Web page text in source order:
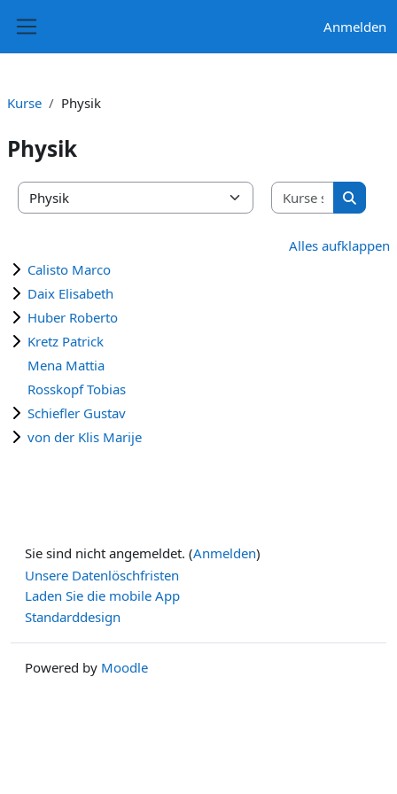
Anmelden
Kurse Physik
Physik
Kursbereiche
Kurse
Kurse
Alles aufklappen
Calisto Marco
Daix Elisabeth
Huber Roberto
Kretz Patrick
Mena Mattia
Rosskopf Tobias
Schiefler Gustav
von der Klis Marije
Sie sind nicht angemeldet. (Anmelden)
Unsere Datenlöschfristen
Laden Sie die mobile App
Standarddesign
Powered by Moodle